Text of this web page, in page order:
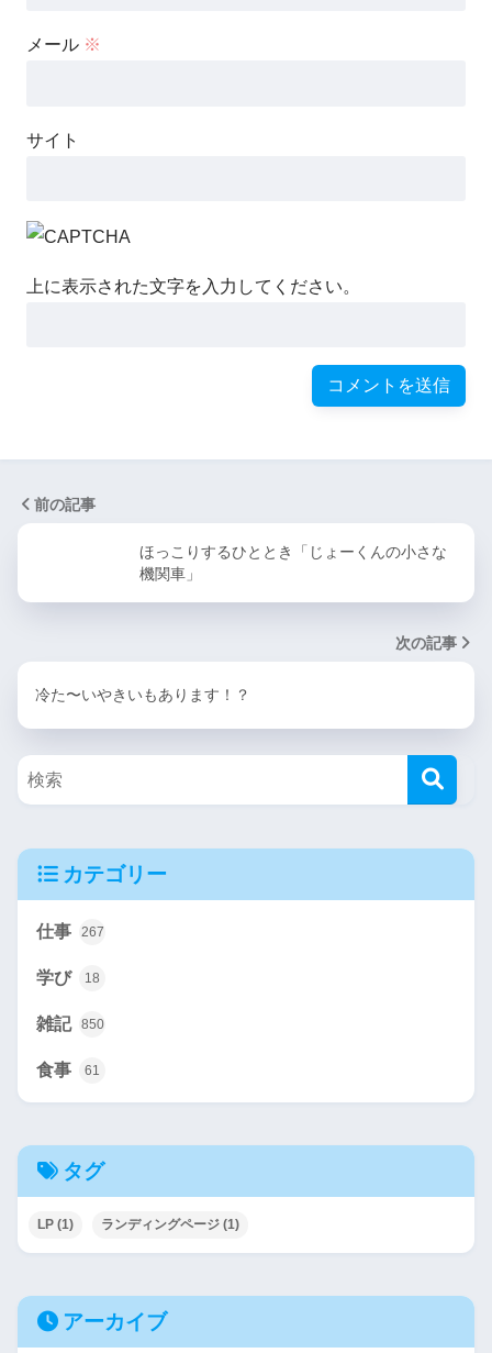
メール ※
サイト
上に表示された文字を入力してください。
前の記事
ほっこりするひととき「じょーくんの小さな
機関車」
次の記事
冷た〜いやきいもあります！？
カテゴリー
仕事 267
学び 18
雑記 850
食事 61
タグ
LP (1) ランディングページ (1)
アーカイブ